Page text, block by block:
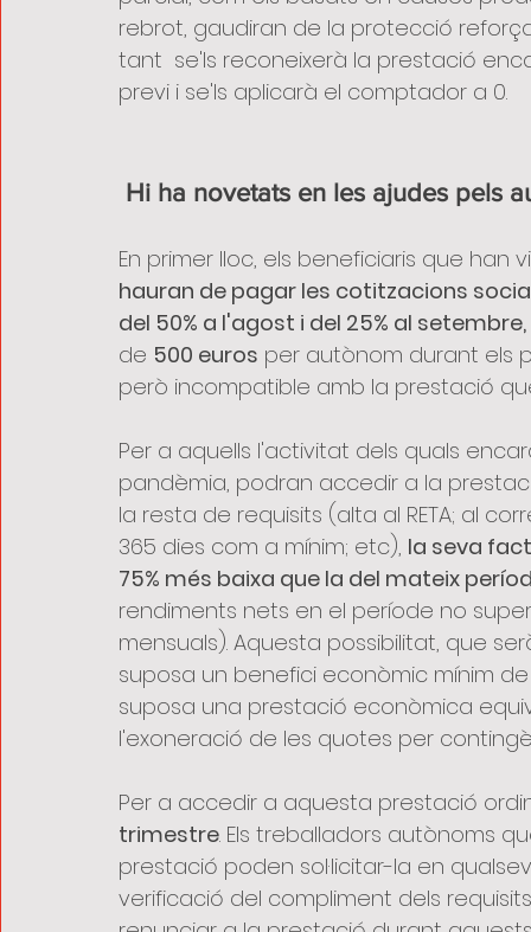
rebrot, gaudiran de la protecció
tant  se'ls reconeixerà la prestació
previ i se'ls aplicarà el comptador a 0.
Hi ha novetats en les ajudes pels
En primer lloc, els beneficiaris que
hauran de pagar les cotitzacions
del 50% a l'agost i del 25% al setembre,
de 500 euros per autònom durant els
però incompatible amb la prestació
Per a aquells l'activitat dels quals
pandèmia, podran accedir a la
la resta de requisits (alta al RETA; al
365 dies com a mínim; etc), la seva
75% més baixa que la del mateix
rendiments nets en el període no
mensuals). Aquesta possibilitat, que
suposa un benefici econòmic mínim
suposa una prestació econòmica
l'exoneració de les quotes per
Per a accedir a aquesta prestació
trimestre. Els treballadors autònoms
prestació poden sol·licitar-la en
verificació del compliment dels